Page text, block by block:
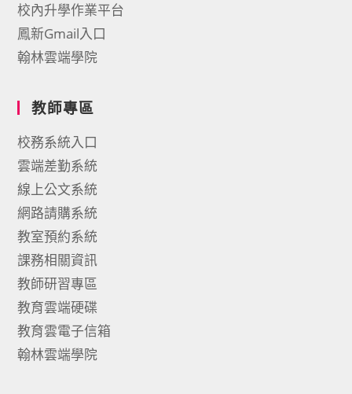
校內升學作業平台
鳳新Gmail入口
翰林雲端學院
教師專區
校務系統入口
雲端差勤系統
線上公文系統
網路請購系統
教室預約系統
課務相關資訊
教師研習專區
教育雲端硬碟
教育雲電子信箱
翰林雲端學院